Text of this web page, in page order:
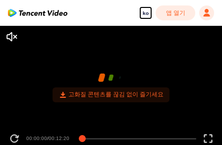
ko 앱 열기
고화질 콘텐츠를 끊김 없이 즐기세요
00:00:00/00:12:20